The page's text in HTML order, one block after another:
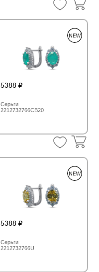
5388
Серьги
2212732766CB20
5388
Серьги
2212732766U